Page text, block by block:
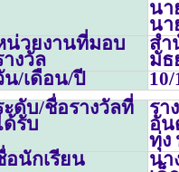
น
นา
น่วยงานที่มอบ
างวัล
สำ
มัธ
น/เดือน/ปี
10/
ะดับ/ชื่อรางวัลที่
ด้รับ
ร
อั
ทุ่ง
อนักเรียน
นา